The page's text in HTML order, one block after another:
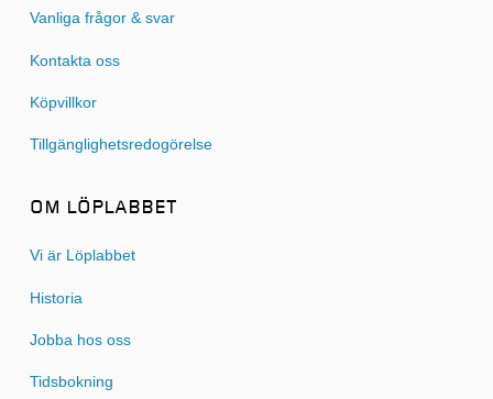
Vanliga frågor & svar
Kontakta oss
Köpvillkor
Tillgänglighetsredogörelse
OM LÖPLABBET
Vi är Löplabbet
Historia
Jobba hos oss
Tidsbokning